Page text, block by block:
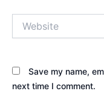
Save my name,
next time I comment.